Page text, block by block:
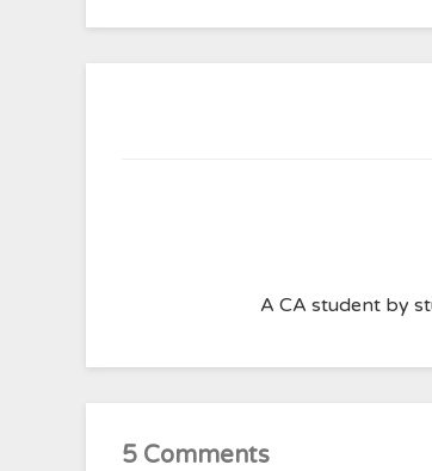
A CA student by
5 Comments